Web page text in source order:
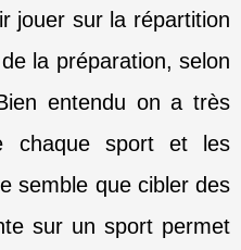
jouer sur la répartition
la préparation, selon
entendu on a très
chaque sport et les
semble que cibler des
sur un sport permet